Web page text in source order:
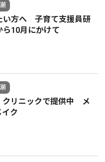
い方へ 子育て支援員研
10月にかけて
クリニックで提供中 メ
イク